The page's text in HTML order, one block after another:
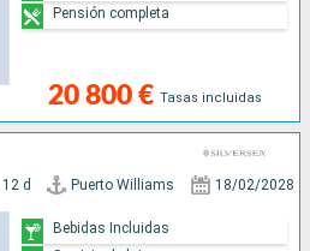
20 800 € Tasas incluidas
Pensión completa
12 d Puerto Williams 18/02/2028
Bebidas Incluidas